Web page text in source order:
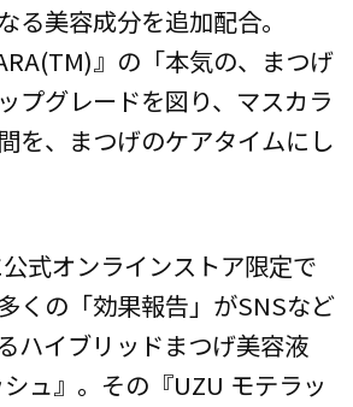
る美容成分を追加配合。
』の「本気の、まつげ
プグレードを図り、マスカラ
を、まつげのケアタイムにし
式オンラインストア限定で
くの「効果報告」がSNSなど
ハイブリッドまつげ美容液
シュ』。その『UZU モテラッ